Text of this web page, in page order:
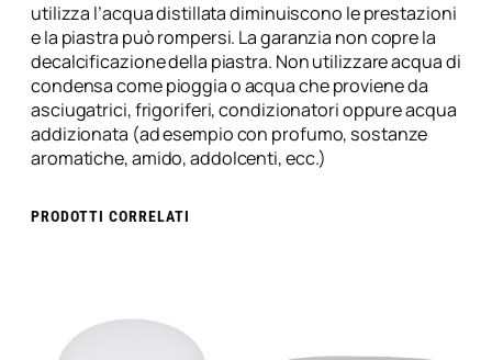
utilizza l’acqua distillata diminuiscono le prestazioni
e la piastra può rompersi. La garanzia non copre la
decalcificazione della piastra. Non utilizzare acqua di
condensa come pioggia o acqua che proviene da
asciugatrici, frigoriferi, condizionatori oppure acqua
addizionata (ad esempio con profumo, sostanze
aromatiche, amido, addolcenti, ecc.)
PRODOTTI CORRELATI